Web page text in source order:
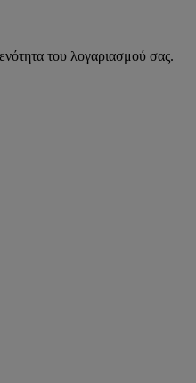
του λογαριασμού σας.